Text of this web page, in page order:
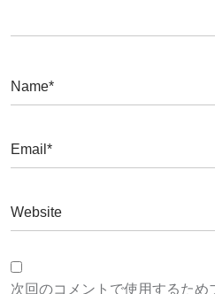
次回のコメントで使用するため